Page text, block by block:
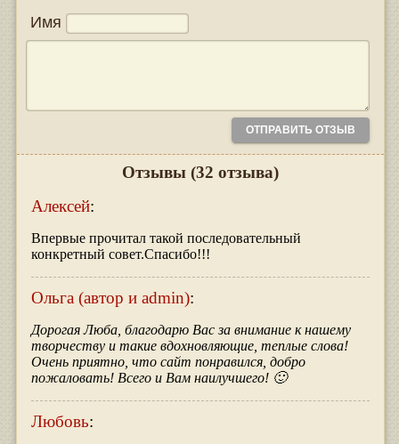
Имя
Отзывы (32 отзыва)
Алексей:
Впервые прочитал такой последовательный
конкретный совет.Спасибо!!!
Ольга (автор и admin):
Дорогая Люба, благодарю Вас за внимание к нашему
творчеству и такие вдохновляющие, теплые слова!
Очень приятно, что сайт понравился, добро
пожаловать! Всего и Вам наилучшего! 🙂
Любовь: